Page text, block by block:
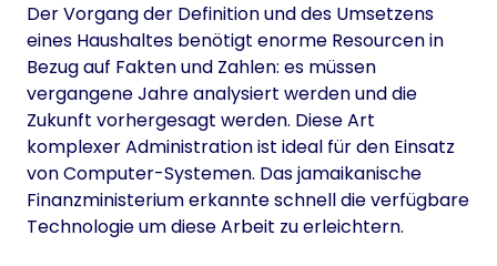
Der Vorgang der Definition und des Umsetzens
eines Haushaltes benötigt enorme Resourcen in
Bezug auf Fakten und Zahlen: es müssen
vergangene Jahre analysiert werden und die
Zukunft vorhergesagt werden. Diese Art
komplexer Administration ist ideal für den Einsatz
von Computer-Systemen. Das jamaikanische
Finanzministerium erkannte schnell die verfügbare
Technologie um diese Arbeit zu erleichtern.